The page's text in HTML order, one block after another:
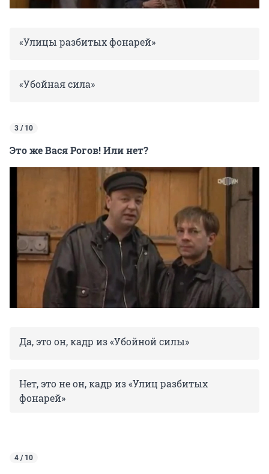
«Улицы разбитых фонарей»
«Убойная сила»
3 / 10
Это же Вася Рогов! Или нет?
Да, это он, кадр из «Убойной силы»
Нет, это не он, кадр из «Улиц разбитых
фонарей»
4 / 10